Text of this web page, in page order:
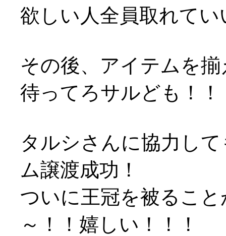
欲しい人全員取れて
その後、アイテムを
待ってろサルども！
タルシさんに協力し
ム譲渡成功！
ついに王冠を被るこ
～！！嬉しい！！！